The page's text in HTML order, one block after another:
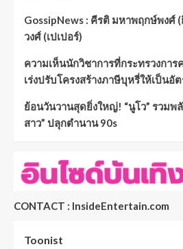
GossipNews : คีรติ มหาพฤกษ์พงศ์
วงศ์ (เปเปอร์)
ความเห็นนักวิชาการที่กระทรวงการ
เร่งปรับโครงสร้างภาษีบุหรี่ให้เป็นอั
ย้อนวันวานสุดยิ่งใหญ่! “นูโว” รวมพลั
สาว” ปลุกตำนาน 90s
CONTACT : InsideEntertain.com
Toonist